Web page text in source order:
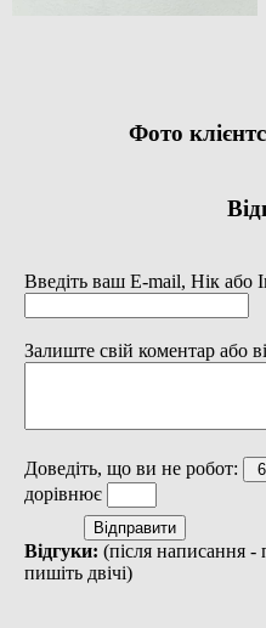
Фото
Введіть ваш E-mail, Нік або
Залиште свій коментар або
Доведіть, що ви не робот:
дорівнює
Відгуки: (після написання -
пишіть двічі)